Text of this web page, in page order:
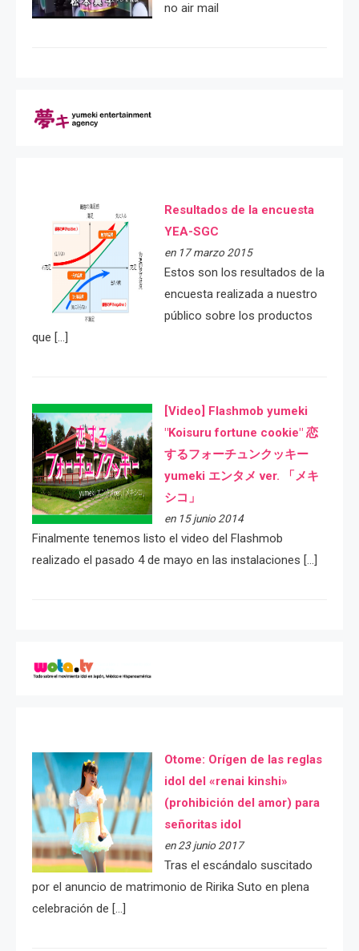
no air mail
Resultados de la encuesta
YEA-SGC
en 17 marzo 2015
Estos son los resultados de la
encuesta realizada a nuestro
público sobre los productos
que […]
[Video] Flashmob yumeki
"Koisuru fortune cookie" 恋
するフォーチュンクッキー
yumeki エンタメ ver. 「メキ
シコ」
en 15 junio 2014
Finalmente tenemos listo el video del Flashmob
realizado el pasado 4 de mayo en las instalaciones […]
Otome: Orígen de las reglas
idol del «renai kinshi»
(prohibición del amor) para
señoritas idol
en 23 junio 2017
Tras el escándalo suscitado
por el anuncio de matrimonio de Ririka Suto en plena
celebración de […]